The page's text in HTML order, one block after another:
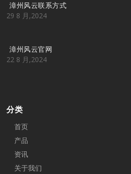
漳州风云联系方式
29 8 月,2024
漳州风云官网
22 8 月,2024
分类
首页
产品
资讯
关于我们